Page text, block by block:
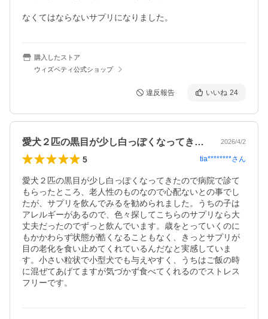
なくてはならないサプリになりました。
購入したストア
ウィズペティ公式ショップ
違反報告 いいね 24
愛犬２匹の黒目が少し白っぽくなってきた… 2026/4/2
5 tia********さん
愛犬２匹の黒目が少し白っぽくなってきたので病院で診て
もらったところ、老人性のものなので心配ないとの事でし
たが、サプリを飲んでみるを勧められました。うちの子は
アレルギーがあるので、色々探してこちらのサプリなら大
丈夫だったのでずっと飲んでいます。歳をとっていくのに
もかかわらず状態が酷くなることもなく、きっとサプリが
目の老化を食い止めてくれているんだなと実感していま
す。小さい粒状で小型犬でも与えやすく、うちはご飯の時
に混ぜてあげてますが気づかず食べてくれるのでストレス
フリーです。